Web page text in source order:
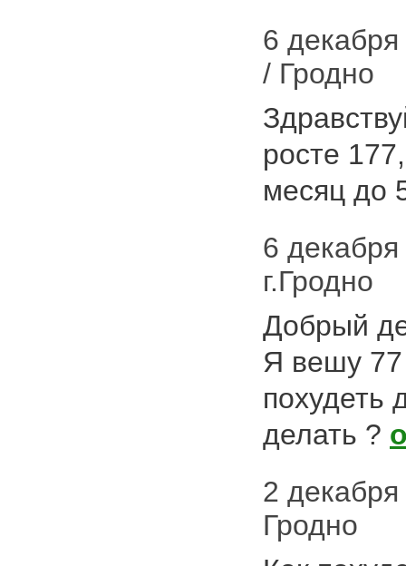
6
/ Гродно
росте
месяц до
6
г.Гродно
Добрый
Я вешу 77
похудеть
делать ?
2
Гродно